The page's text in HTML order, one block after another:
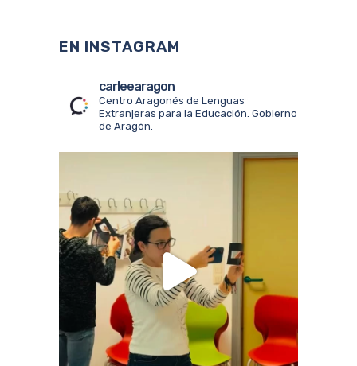
EN INSTAGRAM
carleearagon
Centro Aragonés de Lenguas
Extranjeras para la Educación. Gobierno
de Aragón.